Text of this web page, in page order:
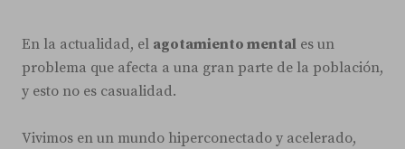
En la actualidad, el agotamiento mental es un
problema que afecta a una gran parte de la población,
y esto no es casualidad.
Vivimos en un mundo hiperconectado y acelerado,